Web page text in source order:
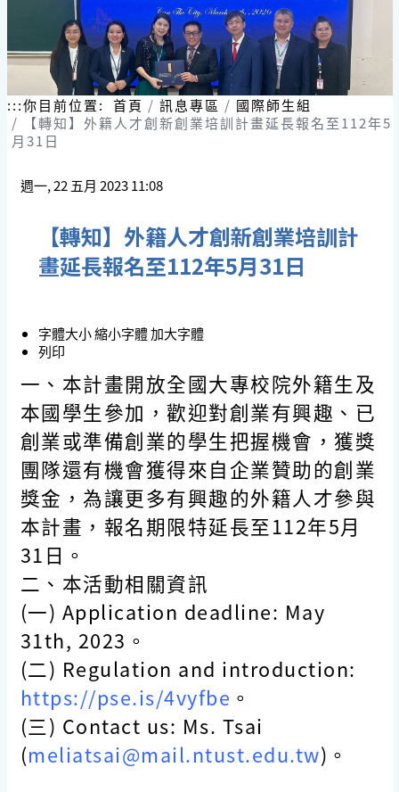
:::你目前位置: 首頁 訊息專區
國際師生組
【轉知】外籍人才創新創業培訓計畫延長報名至112年5
月31日
週一, 22 五月 2023 11:08
【轉知】外籍人才創新創業培訓計
畫延長報名至112年5月31日
字體大小縮小字體加大字體
列印
一、本計畫開放全國大專校院外籍生及
本國學生參加，歡迎對創業有興趣、已
創業或準備創業的學生把握機會，獲獎
團隊還有機會獲得來自企業贊助的創業
獎金，為讓更多有興趣的外籍人才參與
本計畫，報名期限特延長至112年5月
31日。
二、本活動相關資訊
(一) Application deadline: May
31th, 2023。
(二) Regulation and introduction:
https://pse.is/4vyfbe 。
(三) Contact us: Ms. Tsai
(meliatsai@mail.ntust.edu.tw)。